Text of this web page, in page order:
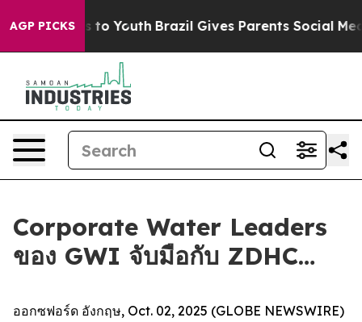
AGP PICKS
Harms to Youth Brazil Gives Parents Social
Corporate Water Leaders
ของ GWI จับมือกับ ZDHC…
ออกซฟอร์ด อังกฤษ, Oct. 02, 2025 (GLOBE NEWSWIRE)